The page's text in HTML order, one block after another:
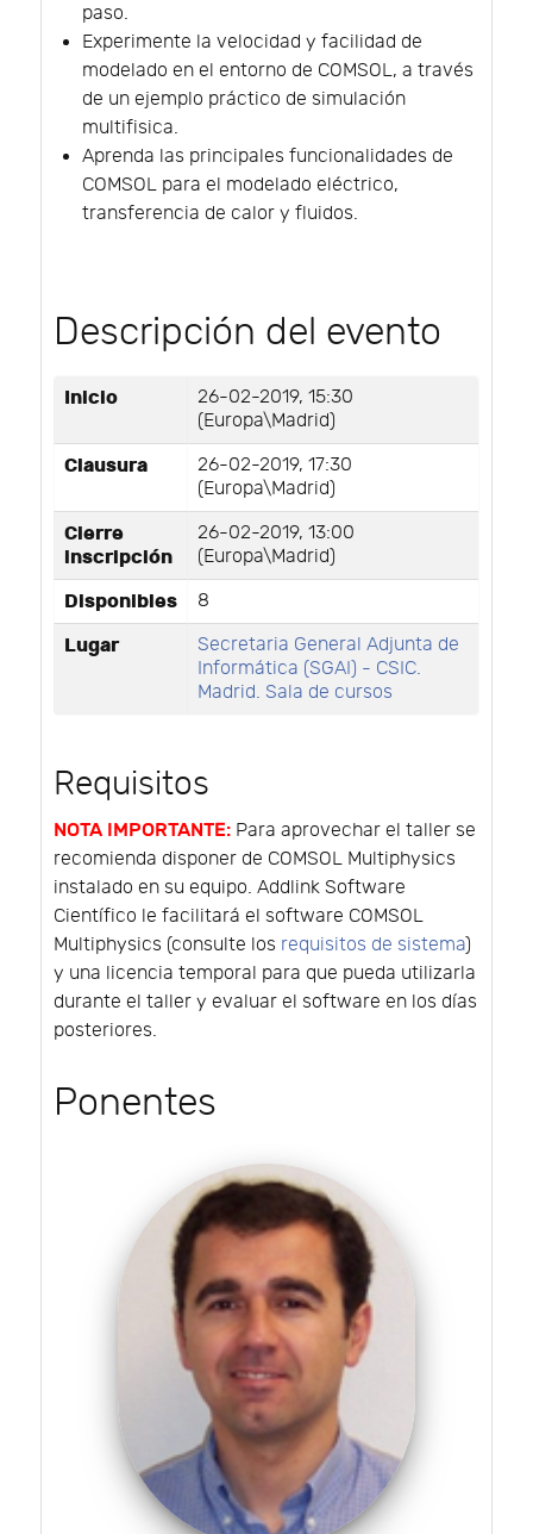
paso.
Experimente la velocidad y facilidad de
modelado en el entorno de COMSOL, a través
de un ejemplo práctico de simulación
multifisica.
Aprenda las principales funcionalidades de
COMSOL para el modelado eléctrico,
transferencia de calor y fluidos.
Descripción del evento
Inicio
26-02-2019, 15:30
(Europa\Madrid)
Clausura
26-02-2019, 17:30
(Europa\Madrid)
Cierre
inscripción
26-02-2019, 13:00
(Europa\Madrid)
Disponibles 8
Lugar
Secretaria General Adjunta de
Informática (SGAI) - CSIC.
Madrid. Sala de cursos
Requisitos
NOTA IMPORTANTE: Para aprovechar el taller se
recomienda disponer de COMSOL Multiphysics
instalado en su equipo. Addlink Software
Científico le facilitará el software COMSOL
Multiphysics (consulte los requisitos de sistema)
y una licencia temporal para que pueda utilizarla
durante el taller y evaluar el software en los días
posteriores.
Ponentes